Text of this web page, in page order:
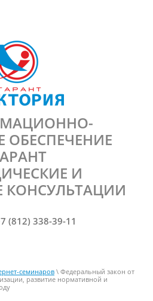
ОБЕСПЕЧЕНИЕ
И
КОНСУЛЬТАЦИИ
(812) 338-39-11
семинаров\ Федеральный закон от
развитие нормативной и